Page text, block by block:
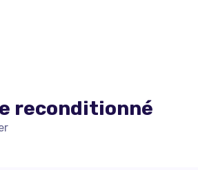
reconditionné